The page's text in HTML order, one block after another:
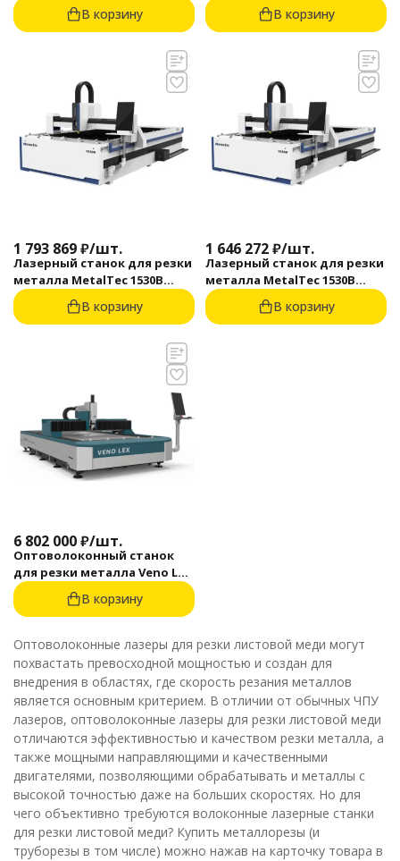
Вт)
В корзину
Вт)
В корзину
1 793 869₽/шт.
Лазерный станок для резки
металла MetalTec 1530B
(3000 Вт)
В корзину
1 646 272₽/шт.
Лазерный станок для резки
металла MetalTec 1530B
(2000 Вт)
В корзину
6 802 000₽/шт.
Оптоволоконный станок
для резки металла Veno Lex
3015F 6000 Raycus BM114S
В корзину
Оптоволоконные лазеры для резки листовой меди могут
похвастать превосходной мощностью и создан для
внедрения в областях, где скорость резания металлов
является основным критерием. В отличии от обычных ЧПУ
лазеров, оптоволоконные лазеры для резки листовой меди
отличаются эффективностью и качеством резки металла, а
также мощными направляющими и качественными
двигателями, позволяющими обрабатывать и металлы с
высокой точностью даже на больших скоростях. Но для
чего объективно требуются волоконные лазерные станки
для резки листовой меди? Купить металлорезы (и
труборезы в том числе) можно нажав на карточку товара в